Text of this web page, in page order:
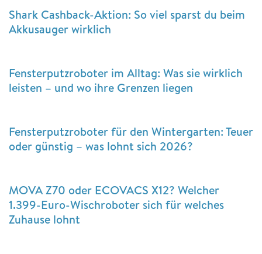
Shark Cashback-Aktion: So viel sparst du beim
Akkusauger wirklich
Fensterputzroboter im Alltag: Was sie wirklich
leisten – und wo ihre Grenzen liegen
Fensterputzroboter für den Wintergarten: Teuer
oder günstig – was lohnt sich 2026?
MOVA Z70 oder ECOVACS X12? Welcher
1.399-Euro-Wischroboter sich für welches
Zuhause lohnt